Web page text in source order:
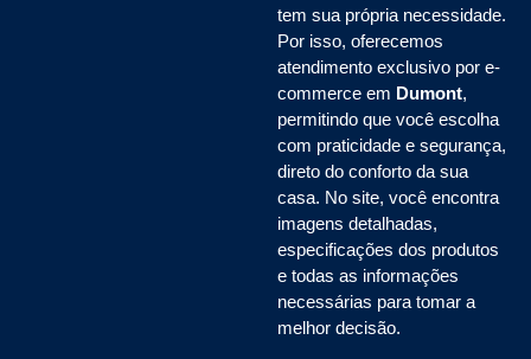
tem sua própria necessidade.
Por isso, oferecemos
atendimento exclusivo por e-
commerce em Dumont,
permitindo que você escolha
com praticidade e segurança,
direto do conforto da sua
casa. No site, você encontra
imagens detalhadas,
especificações dos produtos
e todas as informações
necessárias para tomar a
melhor decisão.